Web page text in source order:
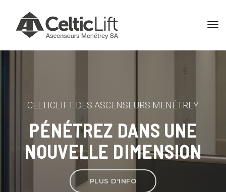
CELTICLIFT DES ASCENSEURS MENÉTREY
PÉNÉTREZ DANS UNE
NOUVELLE DIMENSION
PLUS D'INFO